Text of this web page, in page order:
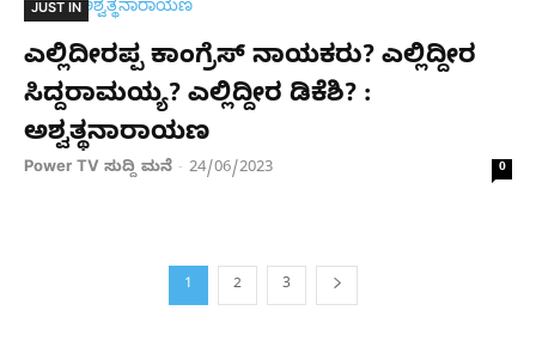
JUST IN
ಎಲ್ಲಿದೀರಪ್ಪ ಕಾಂಗ್ರೆಸ್ ನಾಯಕರು? ಎಲ್ಲಿದ್ದೀರ
ಸಿದ್ದರಾಮಯ್ಯ? ಎಲ್ಲಿದ್ದೀರ ಡಿಕೆಶಿ? :
ಅಶ್ವತ್ಥನಾರಾಯಣ
Power TV ಸುದ್ದಿ ಮನೆ - 24/06/2023 0
1 2 3